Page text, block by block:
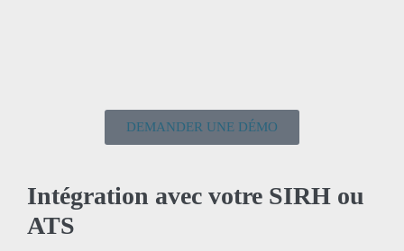
DEMANDER UNE DÉMO
Intégration avec votre SIRH ou
ATS